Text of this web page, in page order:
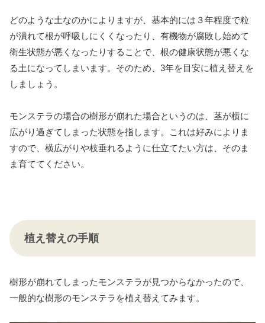
どのような土なのかによりますが、基本的には３年程度で粒
が潰れて根が呼吸しにくくなったり、有機物が腐敗し始めて
衛生状態が悪くなったりすることで、根の健康状態が悪くな
る土になってしまいます。そのため、3年を目安に植え替えを
しましょう。
モンステラの場合の樹形が崩れた場合というのは、茎が横に
広がり過ぎてしまった状態を指します。これは好みによりま
すので、横広がりや枝垂れるように仕立てたい方は、そのま
ま育ててください。
植え替えの手順
樹形が崩れてしまったモンステラが見つからなかったので、
一般的な樹形のモンステラを植え替えてみます。